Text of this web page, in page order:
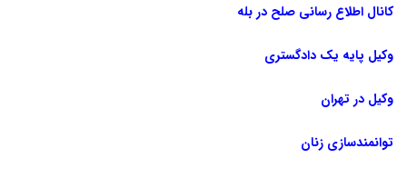
کانال اطلاع رسانی صلح در بله
وکیل پایه یک دادگستری
وکیل در تهران
توانمندسازی زنان